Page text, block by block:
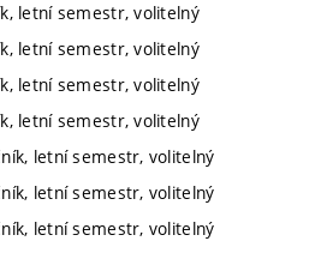
letní semestr, volitelný
letní semestr, volitelný
letní semestr, volitelný
letní semestr, volitelný
letní semestr, volitelný
letní semestr, volitelný
letní semestr, volitelný